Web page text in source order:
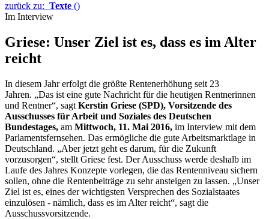
zurück zu: Texte ()
Im Interview
Griese: Unser Ziel ist es, dass es im Alter
reicht
In diesem Jahr erfolgt die größte Rentenerhöhung seit 23
Jahren. „Das ist eine gute Nachricht für die heutigen Rentnerinnen
und Rentner“, sagt Kerstin Griese (SPD), Vorsitzende des
Ausschusses für Arbeit und Soziales des Deutschen
Bundestages, am Mittwoch, 11. Mai 2016, im Interview mit dem
Parlamentsfernsehen. Das ermögliche die gute Arbeitsmarktlage in
Deutschland. „Aber jetzt geht es darum, für die Zukunft
vorzusorgen“, stellt Griese fest. Der Ausschuss werde deshalb im
Laufe des Jahres Konzepte vorlegen, die das Rentenniveau sichern
sollen, ohne die Rentenbeiträge zu sehr ansteigen zu lassen. „Unser
Ziel ist es, eines der wichtigsten Versprechen des Sozialstaates
einzulösen - nämlich, dass es im Alter reicht“, sagt die
Ausschussvorsitzende.